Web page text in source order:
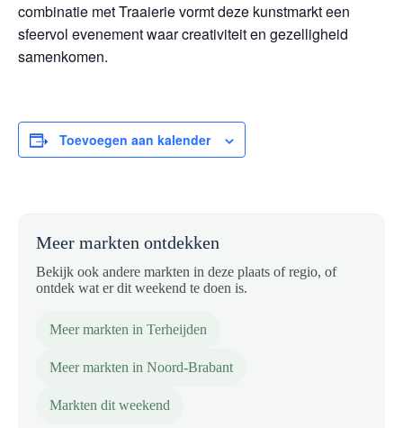
combinatie met Traaierie vormt deze kunstmarkt een
sfeervol evenement waar creativiteit en gezelligheid
samenkomen.
Toevoegen aan kalender
Meer markten ontdekken
Bekijk ook andere markten in deze plaats of regio, of
ontdek wat er dit weekend te doen is.
Meer markten in Terheijden
Meer markten in Noord-Brabant
Markten dit weekend